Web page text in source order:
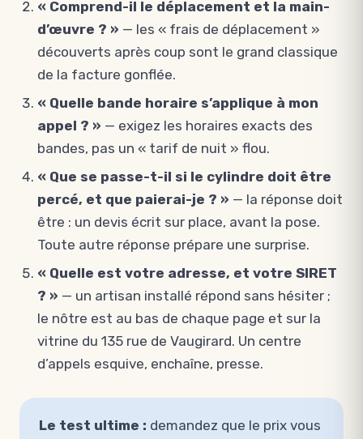
« Comprend-il le déplacement et la main-
d’œuvre ? » — les « frais de déplacement »
découverts après coup sont le grand classique
de la facture gonflée.
« Quelle bande horaire s’applique à mon
appel ? » — exigez les horaires exacts des
bandes, pas un « tarif de nuit » flou.
« Que se passe-t-il si le cylindre doit être
percé, et que paierai-je ? » — la réponse doit
être : un devis écrit sur place, avant la pose.
Toute autre réponse prépare une surprise.
« Quelle est votre adresse, et votre SIRET
? » — un artisan installé répond sans hésiter ;
le nôtre est au bas de chaque page et sur la
vitrine du 135 rue de Vaugirard. Un centre
d’appels esquive, enchaîne, presse.
Le test ultime : demandez que le prix vous